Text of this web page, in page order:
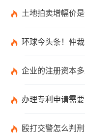
土地拍卖增幅价是什么意思
环球今头条！仲裁的执行期限是
企业的注册资本多少说明什么？中
办理专利申请需要哪些费用？中华人民共和
殴打交警怎么判刑?打